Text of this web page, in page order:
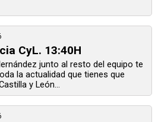
CyL. 13:40H
junto al resto del equipo te
la actualidad que tienes que
y León...